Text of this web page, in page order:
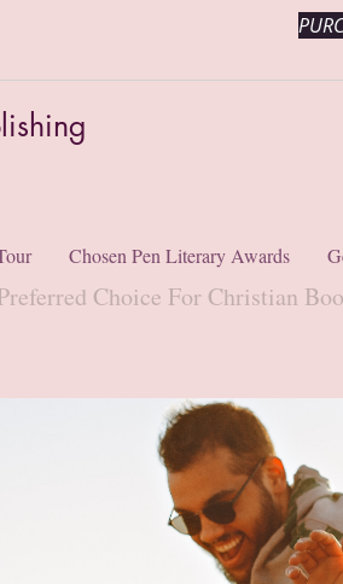
Chosen Pen Literary Awards
Choice For Christian